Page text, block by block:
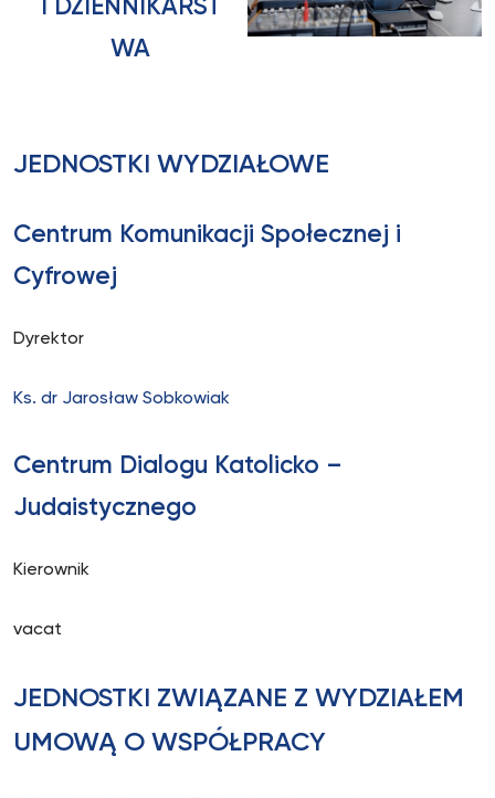
I DZIENNIKARST
WA
JEDNOSTKI WYDZIAŁOWE
Centrum Komunikacji Społecznej i
Cyfrowej
Dyrektor
Ks. dr Jarosław Sobkowiak
Centrum Dialogu Katolicko –
Judaistycznego
Kierownik
vacat
JEDNOSTKI ZWIĄZANE Z WYDZIAŁEM
UMOWĄ O WSPÓŁPRACY